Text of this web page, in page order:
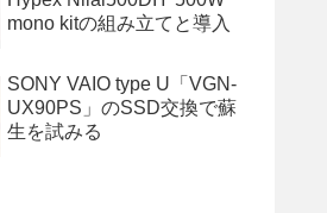
mono kitの組み立てと導入
SONY VAIO type U「VGN-
UX90PS」のSSD交換で蘇
生を試みる